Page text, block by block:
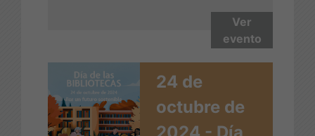
Ver
evento
24 de
octubre de